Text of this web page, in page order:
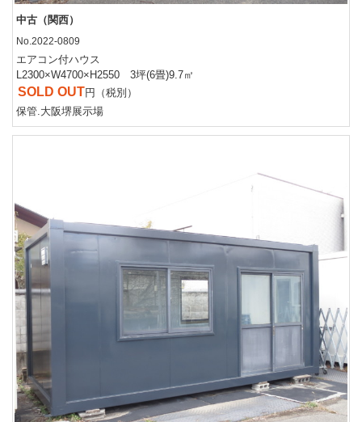
中古（関西）
No.2022-0809
エアコン付ハウス
L2300×W4700×H2550 3坪(6畳)9.7㎡
SOLD OUT円（税別）
保管.大阪堺展示場